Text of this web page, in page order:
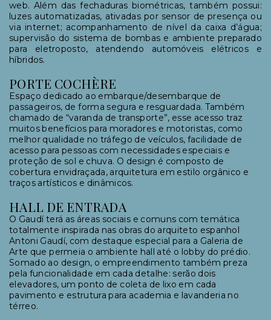
web. Além das fechaduras biométricas, também possui:
luzes automatizadas, ativadas por sensor de presença ou
via internet; acompanhamento de nível da caixa d’água;
supervisão do sistema de bombas e ambiente preparado
para eletroposto, atendendo automóveis elétricos e
híbridos.
PORTE COCHÈRE
Espaço dedicado ao embarque/desembarque de
passageiros, de forma segura e resguardada. Também
chamado de “varanda de transporte”, esse acesso traz
muitos benefícios para moradores e motoristas, como
melhor qualidade no tráfego de veículos, facilidade de
acesso para pessoas com necessidades especiais e
proteção de sol e chuva. O design é composto de
cobertura envidraçada, arquitetura em estilo orgânico e
traços artísticos e dinâmicos.
HALL DE ENTRADA
O Gaudí terá as áreas sociais e comuns com temática
totalmente inspirada nas obras do arquiteto espanhol
Antoni Gaudí, com destaque especial para a Galeria de
Arte que permeia o ambiente hall até o lobby do prédio.
Somado ao design, o empreendimento também preza
pela funcionalidade em cada detalhe: serão dois
elevadores, um ponto de coleta de lixo em cada
pavimento e estrutura para academia e lavanderia no
térreo.